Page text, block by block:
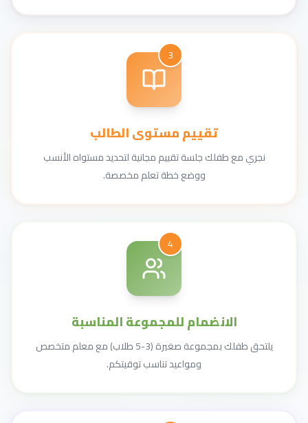
3
تقييم مستوى الطالب
نجري مع طفلك جلسة تقييم مجانية لتحديد مستواه الأنسب
ووضع خطة تعلم مخصصة.
4
الانضمام للمجموعة المناسبة
يلتحق طفلك بمجموعة صغيرة (3-5 طلاب) مع معلم متخصص
ومواعيد تناسب توقيتكم.